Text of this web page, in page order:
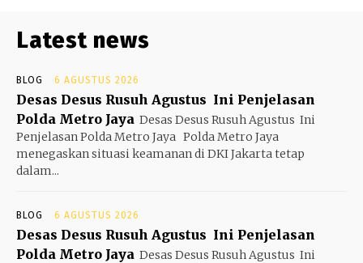
Latest news
BLOG 6 AGUSTUS 2026
Desas Desus Rusuh Agustus Ini Penjelasan
Polda Metro Jaya Desas Desus Rusuh Agustus Ini
Penjelasan Polda Metro Jaya Polda Metro Jaya
menegaskan situasi keamanan di DKI Jakarta tetap
dalam...
BLOG 6 AGUSTUS 2026
Desas Desus Rusuh Agustus Ini Penjelasan
Polda Metro Jaya Desas Desus Rusuh Agustus Ini